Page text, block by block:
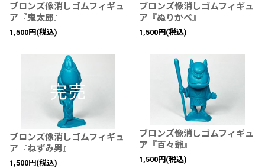
ブロンズ像消しゴムフィギュ
ア『鬼太郎』
1,500円 (税込)
ブロンズ像消しゴムフィギュ
ア『ぬりかべ』
1,500円 (税込)
ブロンズ像消しゴムフィギュ
ア『ねずみ男』
1,500円 (税込)
ブロンズ像消しゴムフィギュ
ア『百々爺』
1,500円 (税込)